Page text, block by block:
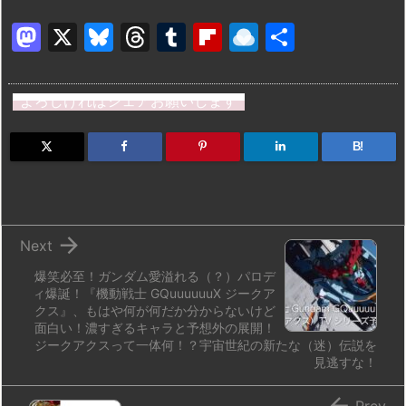
M
st
o
d
X
Bl
e
s
k
T
e
a
d
T
m
bl
r
Fl
b
o
ar
R
n
dr
o
よろしければシェアお願いします
B!
爆笑必至！ガンダム愛溢れる（？）パロデ
ィ爆誕！『機動戦士 GQuuuuuuX ジークア
クス』、もはや何が何だか分からないけど
面白い！濃すぎるキャラと予想外の展開！
ジークアクスって一体何！？宇宙世紀の新たな（迷）伝説を
見逃すな！

Next